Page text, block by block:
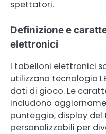
spettatori.
Definizione e
elettronici
I tabelloni elettronici
utilizzano tecnologia
dati di gioco. Le
includono
punteggio, display
personalizzabili per